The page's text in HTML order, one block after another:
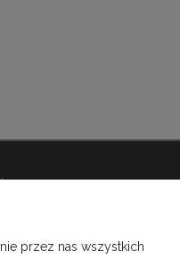
przez nas wszystkich